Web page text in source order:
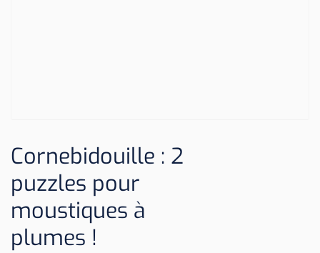
Cornebidouille : 2
puzzles pour
moustiques à
plumes !